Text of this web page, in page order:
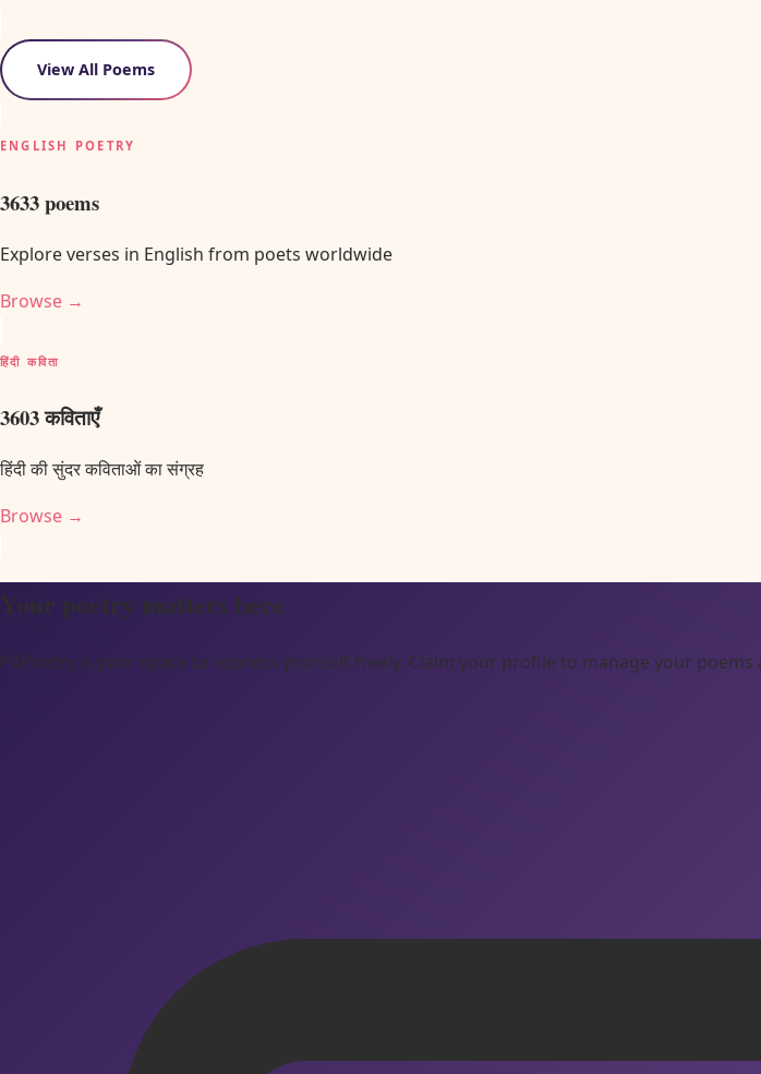
View All Poems
ENGLISH POETRY
3633poems
Explore verses in English from poets worldwide
Browse →
हिंदी कविता
3603कविताएँ
हिंदी की सुंदर कविताओं का संग्रह
Browse →
Your poetry matters here
P4Poetry is your space to express yourself freely. Claim your profile to manage your